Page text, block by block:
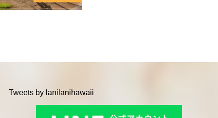
Tweets by lanilanihawaii